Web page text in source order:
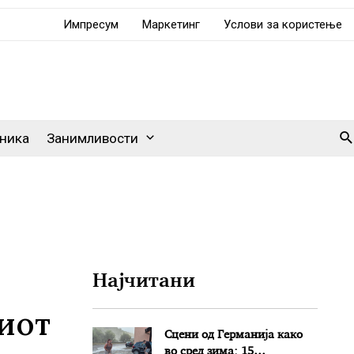
Импресум Маркетинг Услови за користење
Занимливости
Најчитани
Сцени од Германија како
во сред зима: 15